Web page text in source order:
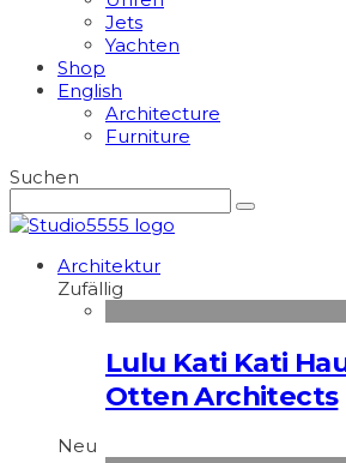
Jets
Yachten
Shop
English
Architecture
Furniture
Suchen
Architektur
Zufällig
Lulu Kati Kati
Otten Architects
Neu